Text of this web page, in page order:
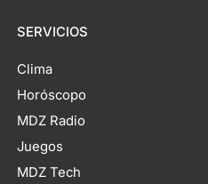
SERVICIOS
Clima
Horóscopo
MDZ Radio
Juegos
MDZ Tech